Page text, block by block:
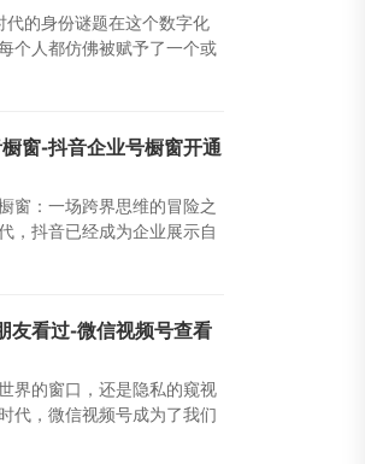
的身份谜题在这个数字化
个人都仿佛被赋予了一个或
窗-抖音企业号橱窗开通
窗：一场跨界思维的冒险之
，抖音已经成为企业展示自
友看过-微信视频号查看
界的窗口，还是隐私的窥视
代，微信视频号成为了我们